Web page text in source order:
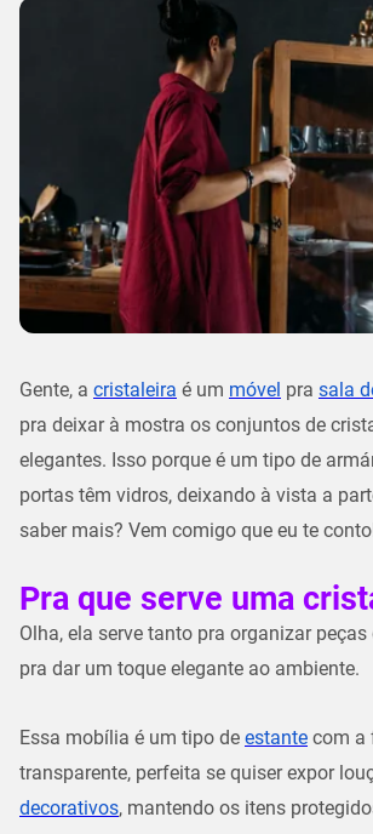
Gente, a cristaleira é um móvel pra sala
pra deixar à mostra os conjuntos de
elegantes. Isso porque é um tipo de
portas têm vidros, deixando à vista a
saber mais? Vem comigo que eu te
Pra que serve uma
Olha, ela serve tanto pra organizar
pra dar um toque elegante ao ambiente.
Essa mobília é um tipo de estante com a
transparente, perfeita se quiser expor
decorativos, mantendo os itens